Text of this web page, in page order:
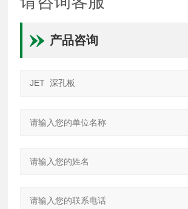
产品咨询